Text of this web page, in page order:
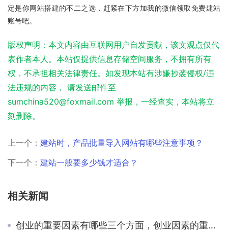
定是你网站搭建的不二之选，赶紧在下方加我的微信领取免费建站
账号吧。
版权声明：本文内容由互联网用户自发贡献，该文观点仅代
表作者本人。本站仅提供信息存储空间服务，不拥有所有
权，不承担相关法律责任。如发现本站有涉嫌抄袭侵权/违
法违规的内容， 请发送邮件至
sumchina520@foxmail.com 举报，一经查实，本站将立
刻删除。
上一个： 建站时，产品批量导入网站有哪些注意事项？
下一个： 建站一般要多少钱才适合？
相关新闻
创业的重要因素有哪些三个方面，创业因素的重要性？